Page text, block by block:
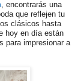
, encontrarás una
que reflejen tu
clásicos hasta
hoy en día están
para impresionar a